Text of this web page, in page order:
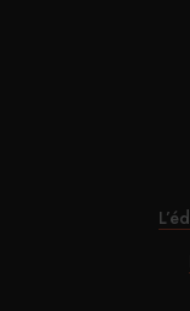
Le SDI
Alfred Hotels